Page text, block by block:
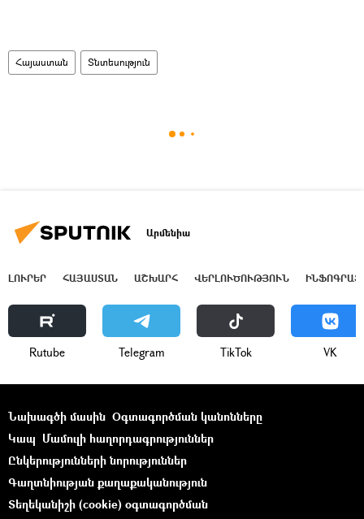
Հայաստան Տնտեսություն
Արմենիա
ԼՈՒՐԵՐ ՀԱՅԱՍՏԱՆ ԱՇԽԱՐՀ ՎԵՐԼՈՒԾՈՒԹՅՈՒՆ
Rutube Telegram ТikТоk VK
Նախագծի մասին Օգտագործման կանոնները
Կապ Մամուլի հաղորդագրություններ
Ընկերությունների նորություններ
Գաղտնիության քաղաքականություն
Տեղեկանիշի (cookie) օգտագործման